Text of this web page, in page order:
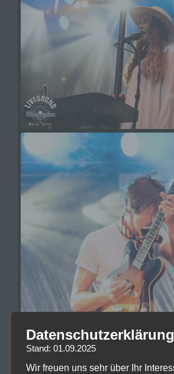
Datenschutzerklärung
Stand: 01.09.2025
Wir freuen uns sehr über Ihr